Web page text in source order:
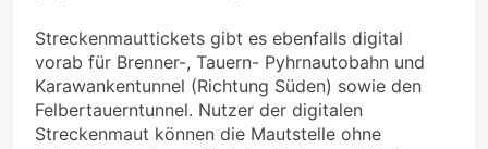
Streckenmauttickets gibt es ebenfalls digital
vorab für Brenner-, Tauern- Pyhrnautobahn und
Karawankentunnel (Richtung Süden) sowie den
Felbertauerntunnel. Nutzer der digitalen
Streckenmaut können die Mautstelle ohne